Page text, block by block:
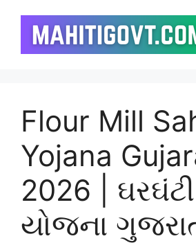
content
Flour Mill
Yojana
2026 |
યોજના